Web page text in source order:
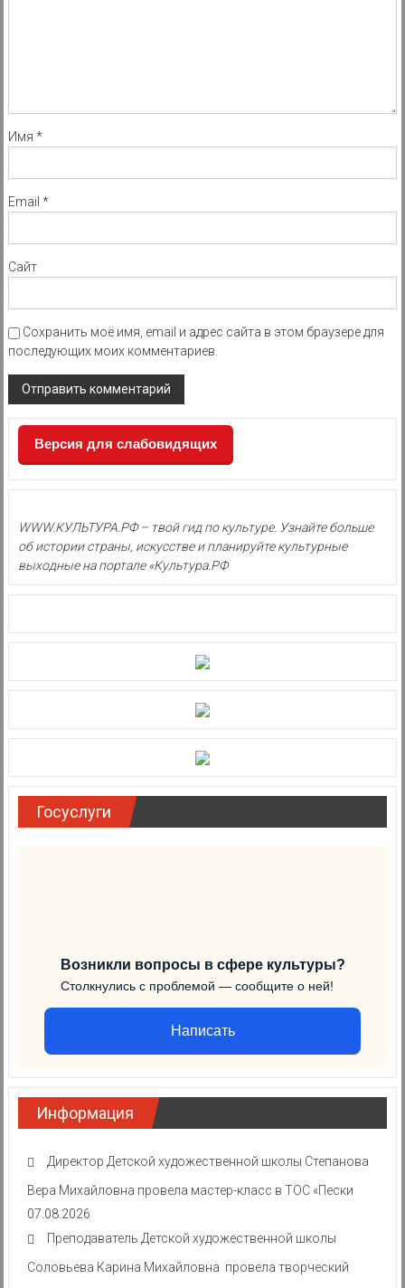
Имя *
Email *
Сайт
Сохранить моё имя, email и адрес сайта в этом браузере для
последующих моих комментариев.
Версия для слабовидящих
WWW.КУЛЬТУРА.РФ – твой гид по культуре. Узнайте больше
об истории страны, искусстве и планируйте культурные
выходные на портале «Культура.РФ
Госуслуги
Возникли вопросы в сфере культуры?
Столкнулись с проблемой — сообщите о ней!
Написать
Информация
Директор Детской художественной школы Степанова
Вера Михайловна провела мастер-класс в ТОС «Пески
07.08.2026
Преподаватель Детской художественной школы
Соловьева Карина Михайловна провела творческий